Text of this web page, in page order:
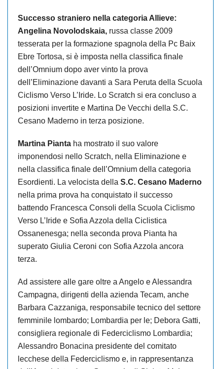
Successo straniero nella categoria Allieve:
Angelina Novolodskaia, russa classe 2009
tesserata per la formazione spagnola della Pc Baix
Ebre Tortosa, si è imposta nella classifica finale
dell’Omnium dopo aver vinto la prova
dell’Eliminazione davanti a Sara Peruta della Scuola
Ciclismo Verso L’Iride. Lo Scratch si era concluso a
posizioni invertite e Martina De Vecchi della S.C.
Cesano Maderno in terza posizione.
Martina Pianta ha mostrato il suo valore
imponendosi nello Scratch, nella Eliminazione e
nella classifica finale dell’Omnium della categoria
Esordienti. La velocista della S.C. Cesano Maderno
nella prima prova ha conquistato il successo
battendo Francesca Consoli della Scuola Ciclismo
Verso L’Iride e Sofia Azzola della Ciclistica
Ossanenesga; nella seconda prova Pianta ha
superato Giulia Ceroni con Sofia Azzola ancora
terza.
Ad assistere alle gare oltre a Angelo e Alessandra
Campagna, dirigenti della azienda Tecam, anche
Barbara Cazzaniga, responsabile tecnico del settore
femminile lombardo; Lombardia per le; Debora Gatti,
consigliera regionale di Federciclismo Lombardia;
Alessandro Bonacina presidente del comitato
lecchese della Federciclismo e, in rappresentanza